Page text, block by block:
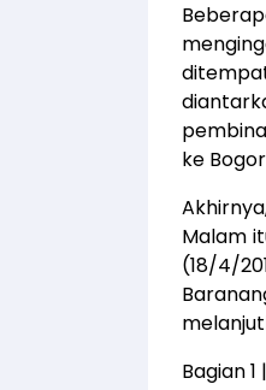
ke
Malam
(18/4/
Bagian 1 |